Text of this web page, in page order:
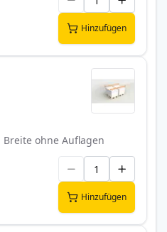
Hinzufügen
ohne Auflagen
Hinzufügen